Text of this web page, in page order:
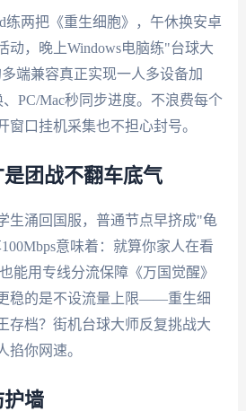
练两把《重生细胞》，午休换安卓
动，晚上Windows电脑练"台球大
端兼容真正实现一人多设备加
PC/Mac秒同步进度。不浪费每个
窗口挂机采集也不担心封号。
团战不翻车底气
生涌回国服，普通节点早挤成"龟
意味着：就算你家人在看
能用专线分流保障《万国觉醒》
稳的是不设流量上限——重生细
存档？街机台球大师反复挑战大
掐你网速。
护墙